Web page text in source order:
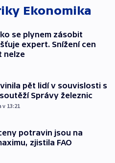
Ekonomika
se plynem zásobit
expert. Snížení cen
nelze
pět lidí v souvislosti s
Správy železnic
v 13:21
potravin jsou na
zjistila FAO